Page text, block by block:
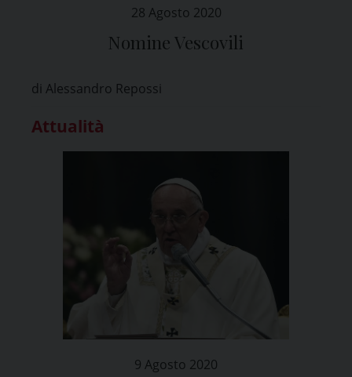
28 Agosto 2020
Nomine Vescovili
di Alessandro Repossi
Attualità
9 Agosto 2020